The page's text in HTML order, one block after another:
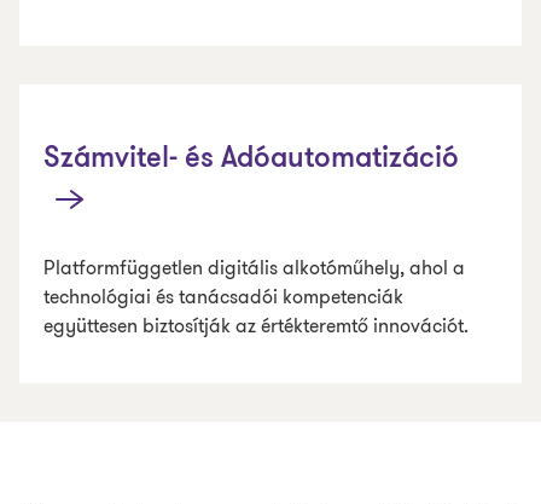
Számvitel- és Adóautomatizáció
Platformfüggetlen digitális alkotóműhely, ahol a
technológiai és tanácsadói kompetenciák
együttesen biztosítják az értékteremtő innovációt.